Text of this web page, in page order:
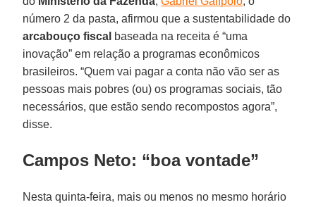
número 2 da pasta, afirmou que a sustentabilidade do
arcabouço fiscal baseada na receita é “uma
inovação” em relação a programas econômicos
brasileiros. “Quem vai pagar a conta não vão ser as
pessoas mais pobres (ou) os programas sociais, tão
necessários, que estão sendo recompostos agora”,
disse.
Campos Neto: “boa vontade”
Nesta quinta-feira, mais ou menos no mesmo horário